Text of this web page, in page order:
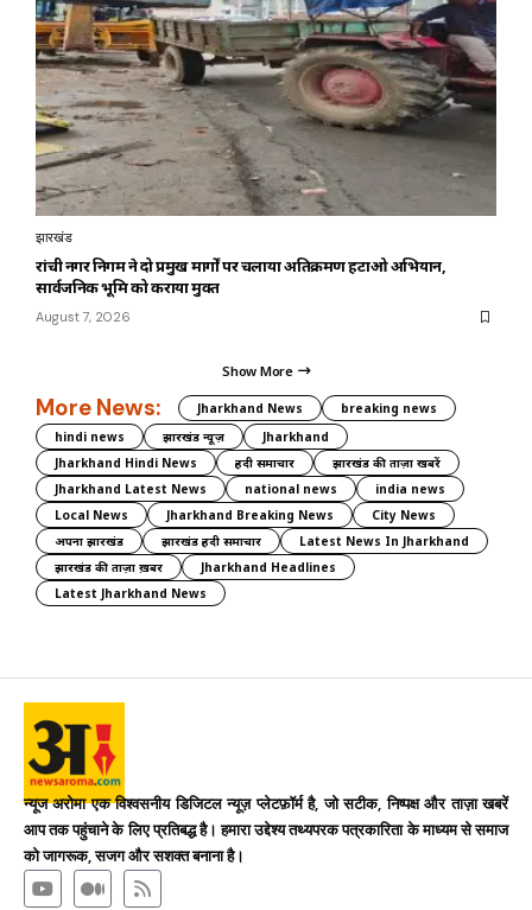
झारखंड
रांची नगर निगम ने दो प्रमुख मार्गों पर चलाया अतिक्रमण हटाओ अभियान,
सार्वजनिक भूमि को कराया मुक्त
August 7, 2026
Show More
More News: Jharkhand News
breaking news
hindi news
झारखंड न्यूज़
Jharkhand
Jharkhand Hindi News
हिंदी समाचार
झारखंड की ताज़ा खबरें
Jharkhand Latest News
national news
india news
Local News
Jharkhand Breaking News
City News
अपना झारखंड
झारखंड हिंदी समाचार
Latest News In Jharkhand
झारखंड की ताज़ा ख़बर
Jharkhand Headlines
Latest Jharkhand News
न्यूज अरोमा एक विश्वसनीय डिजिटल न्यूज़ प्लेटफ़ॉर्म है, जो सटीक, निष्पक्ष और ताज़ा खबरें
आप तक पहुंचाने के लिए प्रतिबद्ध है। हमारा उद्देश्य तथ्यपरक पत्रकारिता के माध्यम से समाज
को जागरूक, सजग और सशक्त बनाना है।